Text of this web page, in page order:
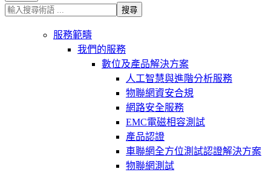
搜尋
服務範疇
我們的服務
數位及產品解決方案
人工智慧與進階分析服務
物聯網資安合規
網路安全服務
EMC電磁相容測試
產品認證
車聯網全方位測試認證解決方案
物聯網測試